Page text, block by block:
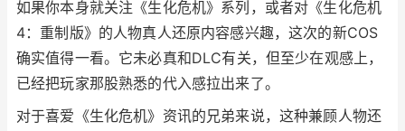
如果你本身就关注《生化危机》系列，或者对《生化危机
4：重制版》的人物真人还原内容感兴趣，这次的新COS
确实值得一看。它未必真和DLC有关，但至少在观感上，
已经把玩家那股熟悉的代入感拉出来了。
对于喜爱《生化危机》资讯的兄弟来说，这种兼顾人物还